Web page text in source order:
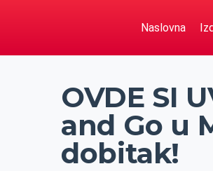
Naslovna
OVDE SI
and Go u
dobitak!